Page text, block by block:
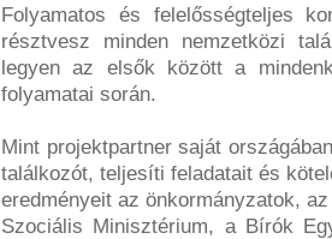
Folyamatos és felelősségteljes
résztvesz minden nemzetközi
legyen az elsők között a
folyamatai során.
Mint projektpartner saját
találkozót, teljesíti feladatait és
eredményeit az önkormányzatok,
Szociális Minisztérium, a Bírók